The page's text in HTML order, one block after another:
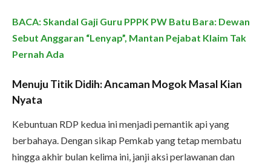
BACA: Skandal Gaji Guru PPPK PW Batu Bara: Dewan
Sebut Anggaran “Lenyap”, Mantan Pejabat Klaim Tak
Pernah Ada
Menuju Titik Didih: Ancaman Mogok Masal Kian
Nyata
Kebuntuan RDP kedua ini menjadi pemantik api yang
berbahaya. Dengan sikap Pemkab yang tetap membatu
hingga akhir bulan kelima ini, janji aksi perlawanan dan